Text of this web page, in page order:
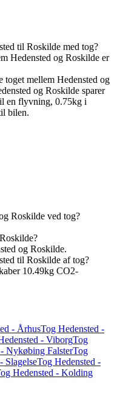
til Roskilde med tog?
Hedensted og Roskilde er
toget mellem Hedensted og
og Roskilde sparer
en flyvning, 0.75kg i
bilen.
Roskilde ved tog?
og Roskilde.
til Roskilde af tog?
10.49kg CO2-
- ÅrhusTog Hedensted -
- ViborgTog
Nykøbing FalsterTog
SlagelseTog Hedensted -
Hedensted - Kolding